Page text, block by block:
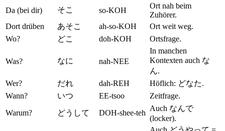
Da (bei dir)
そこ so-KOH
Ort nah beim
Zuhörer.
Dort drüben
あそこ ah-so-KOH
Ort weit weg.
Wo?
どこ doh-KOH Ortsfrage.
Was? なに nah-NEE
In manchen
Kontexten auch な
ん.
Wer?
だれ dah-REH
Höflich: どなた.
Wann?
いつ EE-tsoo
Zeitfrage.
Warum?
どうして DOH-shee-teh
Auch なんで
(locker).